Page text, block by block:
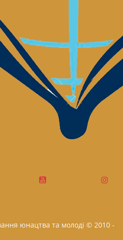
юнацтва та молоді © 2010 -